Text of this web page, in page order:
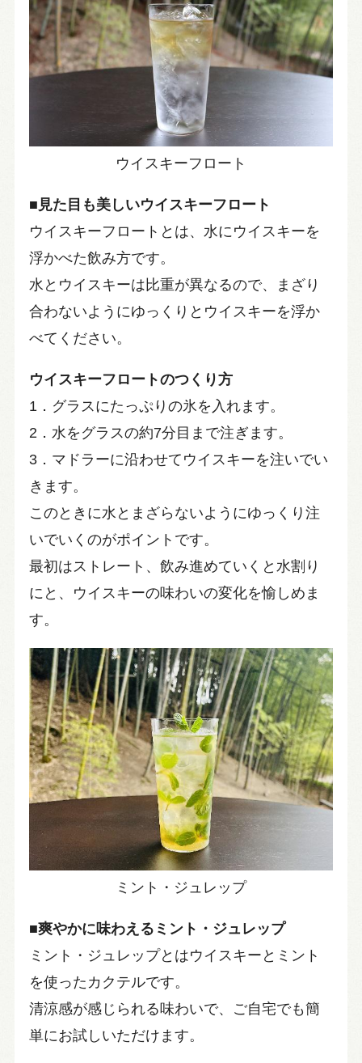
ウイスキーフロート
■見た目も美しいウイスキーフロート
ウイスキーフロートとは、水にウイスキーを
浮かべた飲み方です。
水とウイスキーは比重が異なるので、まざり
合わないようにゆっくりとウイスキーを浮か
べてください。
ウイスキーフロートのつくり方
1．グラスにたっぷりの氷を入れます。
2．水をグラスの約7分目まで注ぎます。
3．マドラーに沿わせてウイスキーを注いでい
きます。
このときに水とまざらないようにゆっくり注
いでいくのがポイントです。
最初はストレート、飲み進めていくと水割り
にと、ウイスキーの味わいの変化を愉しめま
す。
ミント・ジュレップ
■爽やかに味わえるミント・ジュレップ
ミント・ジュレップとはウイスキーとミント
を使ったカクテルです。
清涼感が感じられる味わいで、ご自宅でも簡
単にお試しいただけます。